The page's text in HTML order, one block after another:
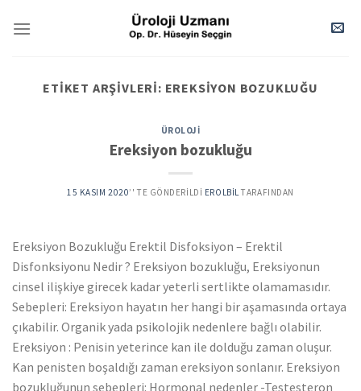
ETIKET ARŞIVLERI: EREKSIYON BOZUKLUĞU
ÜROLOJI
Ereksiyon bozukluğu
15 KASIM 2020’' TE GÖNDERILDI EROLBIL TARAFINDAN
Ereksiyon Bozukluğu Erektil Disfoksiyon – Erektil
Disfonksiyonu Nedir ? Ereksiyon bozukluğu, Ereksiyonun
cinsel ilişkiye girecek kadar yeterli sertlikte olamamasıdır.
Sebepleri: Ereksiyon hayatın her hangi bir aşamasında ortaya
çıkabilir. Organik yada psikolojik nedenlere bağlı olabilir.
Ereksiyon : Penisin yeterince kan ile dolduğu zaman oluşur.
Kan penisten boşaldığı zaman ereksiyon sonlanır. Ereksiyon
bozukluğunun sebepleri: Hormonal nedenler -Testesteron